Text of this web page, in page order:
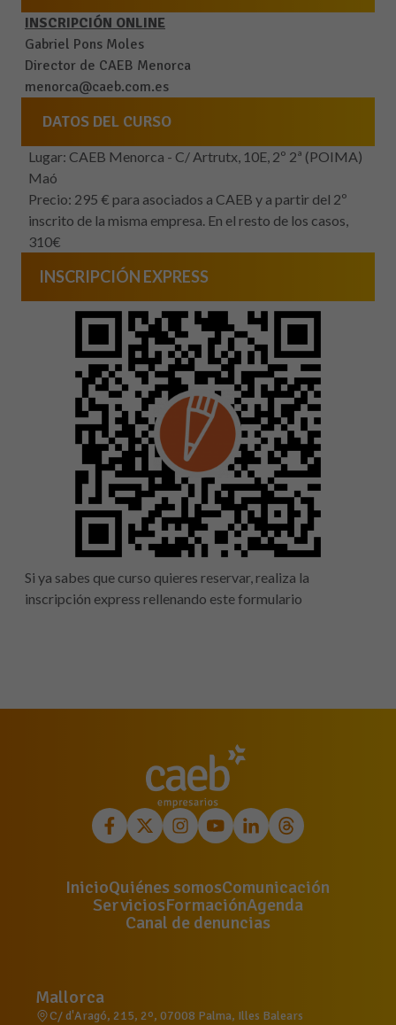
INSCRIPCIÓN ONLINE
Gabriel Pons Moles
Director de CAEB Menorca
menorca@caeb.com.es
DATOS DEL CURSO
Lugar: CAEB Menorca - C/ Artrutx, 10E, 2º 2ª (POIMA)
Maó
Precio: 295 € para asociados a CAEB y a partir del 2º
inscrito de la misma empresa. En el resto de los casos,
310€
INSCRIPCIÓN EXPRESS
Si ya sabes que curso quieres reservar, realiza la
inscripción express rellenando este formulario
InicioQuiénes somosComunicación
ServiciosFormaciónAgenda
Canal de denuncias
Mallorca
C/ d'Aragó, 215, 2º, 07008 Palma, Illes Balears